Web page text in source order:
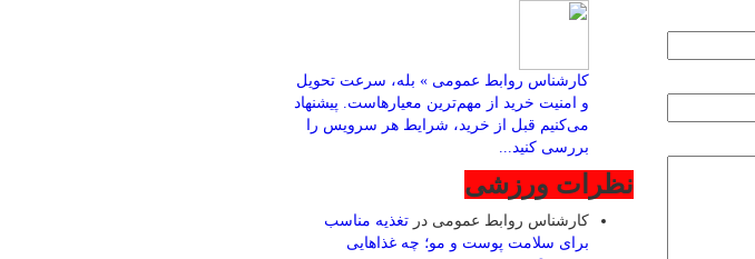
کارشناس روابط عمومی » بله، سرعت تحویل
و امنیت خرید از مهم‌ترین معیارهاست. پیشنهاد
می‌کنیم قبل از خرید، شرایط هر سرویس را
بررسی کنید...
نظرات ورزشی
کارشناس روابط عمومی درتغذیه مناسب
برای سلامت پوست و مو؛ چه غذاهایی